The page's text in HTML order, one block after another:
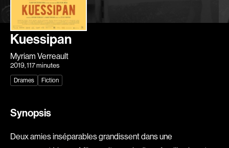
FAQ
About us
Explorer par
Animation
Art
Kuessipan
Myriam Verreault
2019, 117 minutes
Drames Fiction
Synopsis
Deux amies inséparables grandissent dans une